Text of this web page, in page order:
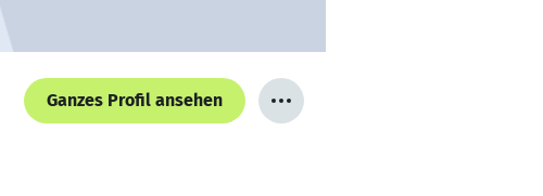
Ganzes Profil ansehen